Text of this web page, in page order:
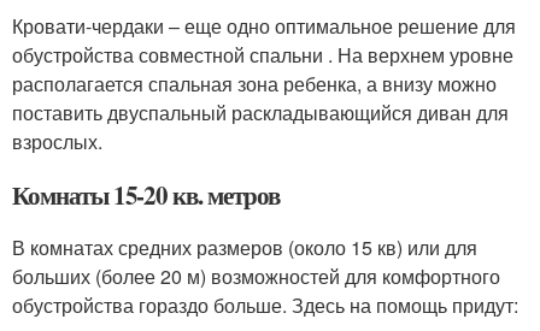
Кровати-чердаки – еще одно оптимальное решение для
обустройства совместной спальни . На верхнем уровне
располагается спальная зона ребенка, а внизу можно
поставить двуспальный раскладывающийся диван для
взрослых.
Комнаты 15-20 кв. метров
В комнатах средних размеров (около 15 кв) или для
больших (более 20 м) возможностей для комфортного
обустройства гораздо больше. Здесь на помощь придут: